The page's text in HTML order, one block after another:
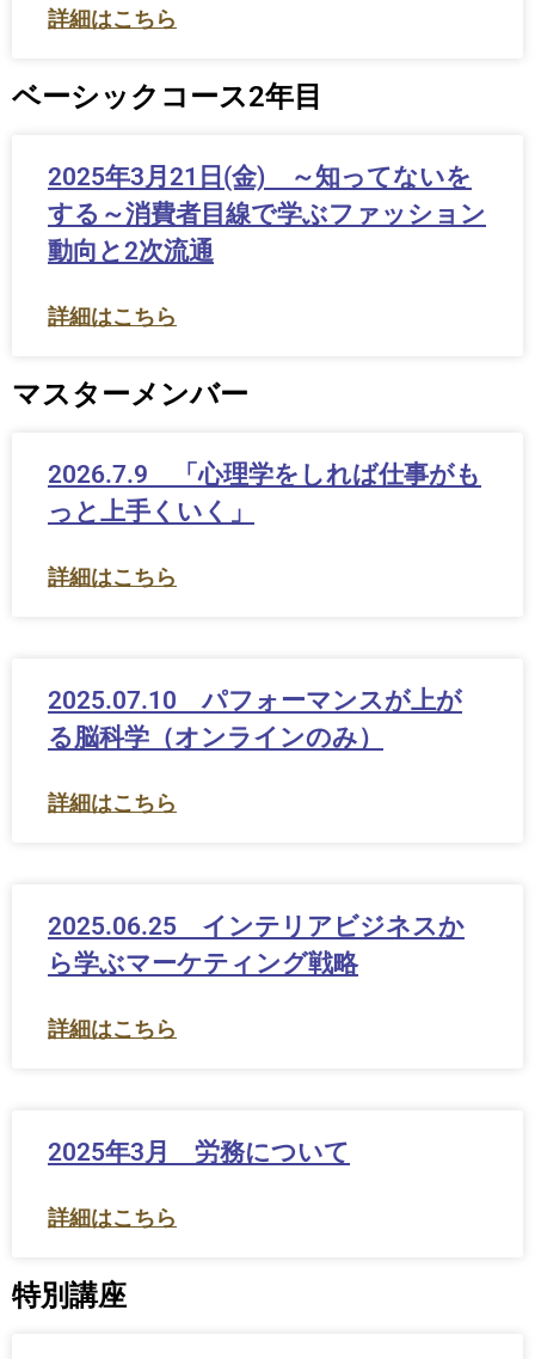
詳細はこちら
ベーシックコース2年目
2025年3月21日(金) ～知ってないを
する～消費者目線で学ぶファッション
動向と2次流通
詳細はこちら
マスターメンバー
2026.7.9 「心理学をしれば仕事がも
っと上手くいく」
詳細はこちら
2025.07.10 パフォーマンスが上が
る脳科学（オンラインのみ）
詳細はこちら
2025.06.25 インテリアビジネスか
ら学ぶマーケティング戦略
詳細はこちら
2025年3月 労務について
詳細はこちら
特別講座